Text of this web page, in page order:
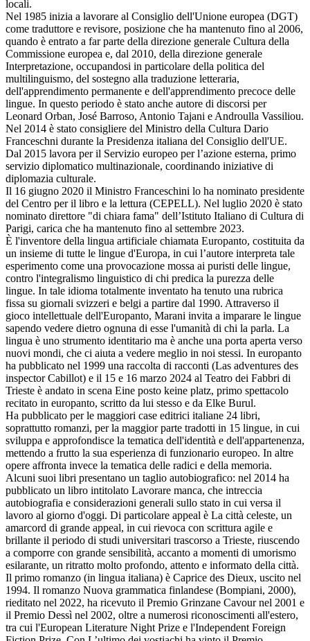
locali.
Nel 1985 inizia a lavorare al Consiglio dell'Unione europea (DGT)
come traduttore e revisore, posizione che ha mantenuto fino al 2006,
quando è entrato a far parte della direzione generale Cultura della
Commissione europea e, dal 2010, della direzione generale
Interpretazione, occupandosi in particolare della politica del
multilinguismo, del sostegno alla traduzione letteraria,
dell'apprendimento permanente e dell'apprendimento precoce delle
lingue. In questo periodo è stato anche autore di discorsi per
Leonard Orban, José Barroso, Antonio Tajani e Androulla Vassiliou.
Nel 2014 è stato consigliere del Ministro della Cultura Dario
Franceschni durante la Presidenza italiana del Consiglio dell'UE.
Dal 2015 lavora per il Servizio europeo per l’azione esterna, primo
servizio diplomatico multinazionale, coordinando iniziative di
diplomazia culturale.
Il 16 giugno 2020 il Ministro Franceschini lo ha nominato presidente
del Centro per il libro e la lettura (CEPELL). Nel luglio 2020 è stato
nominato direttore "di chiara fama" dell’Istituto Italiano di Cultura di
Parigi, carica che ha mantenuto fino al settembre 2023.
È l'inventore della lingua artificiale chiamata Europanto, costituita da
un insieme di tutte le lingue d'Europa, in cui l’autore interpreta tale
esperimento come una provocazione mossa ai puristi delle lingue,
contro l'integralismo linguistico di chi predica la purezza delle
lingue. In tale idioma totalmente inventato ha tenuto una rubrica
fissa su giornali svizzeri e belgi a partire dal 1990. Attraverso il
gioco intellettuale dell'Europanto, Marani invita a imparare le lingue
sapendo vedere dietro ognuna di esse l'umanità di chi la parla. La
lingua è uno strumento identitario ma è anche una porta aperta verso
nuovi mondi, che ci aiuta a vedere meglio in noi stessi. In europanto
ha pubblicato nel 1999 una raccolta di racconti (Las adventures des
inspector Cabillot) e il 15 e 16 marzo 2024 al Teatro dei Fabbri di
Trieste è andato in scena Eine posto keine platz, primo spettacolo
recitato in europanto, scritto da lui stesso e da Elke Burul.
Ha pubblicato per le maggiori case editrici italiane 24 libri,
soprattutto romanzi, per la maggior parte tradotti in 15 lingue, in cui
sviluppa e approfondisce la tematica dell'identità e dell'appartenenza,
mettendo a frutto la sua esperienza di funzionario europeo. In altre
opere affronta invece la tematica delle radici e della memoria.
Alcuni suoi libri presentano un taglio autobiografico: nel 2014 ha
pubblicato un libro intitolato Lavorare manca, che intreccia
autobiografia e considerazioni generali sullo stato in cui versa il
lavoro al giorno d'oggi. Di particolare appeal è La città celeste, un
amarcord di grande appeal, in cui rievoca con scrittura agile e
brillante il periodo di studi universitari trascorso a Trieste, riuscendo
a comporre con grande sensibilità, accanto a momenti di umorismo
esilarante, un ritratto molto profondo, attento e informato della città.
Il primo romanzo (in lingua italiana) è Caprice des Dieux, uscito nel
1994. Il romanzo Nuova grammatica finlandese (Bompiani, 2000),
rieditato nel 2022, ha ricevuto il Premio Grinzane Cavour nel 2001 e
il Premio Dessì nel 2002, oltre a numerosi riconoscimenti all'estero,
tra cui l'European Literature Night Prize e l'Independent Foreign